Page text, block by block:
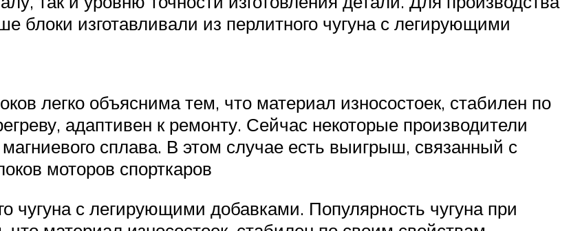
блоки изготавливали из перлитного чугуна с легирующими
легко объяснима тем, что материал износостоек, стабилен по
адаптивен к ремонту. Сейчас некоторые производители
сплава. В этом случае есть выигрыш, связанный с
моторов спорткаров
чугуна с легирующими добавками. Популярность чугуна при